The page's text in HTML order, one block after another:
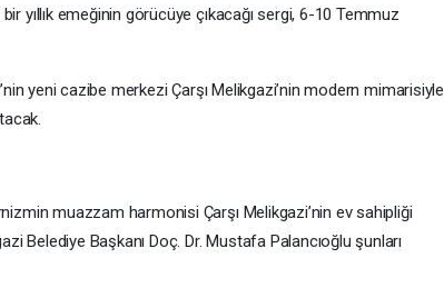
yıllık emeğinin görücüye çıkacağı sergi, 6-10 Temmuz
yeni cazibe merkezi Çarşı Melikgazi’nin modern mimarisiyle
muazzam harmonisi Çarşı Melikgazi’nin ev sahipliği
Belediye Başkanı Doç. Dr. Mustafa Palancıoğlu şunları